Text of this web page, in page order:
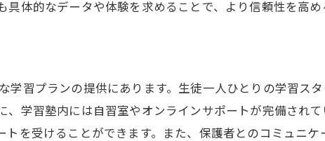
体的なデータや体験を求めることで、より信頼性を高め
習プランの提供にあります。生徒一人ひとりの学習ス
学習塾内には自習室やオンラインサポートが完備され
を受けることができます。また、保護者とのコミュニケ